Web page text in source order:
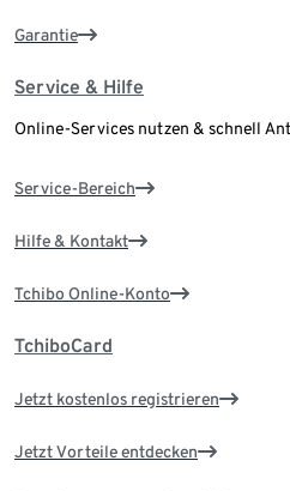
Garantie
Service & Hilfe
Online-Services nutzen & schnell
Service-Bereich
Hilfe & Kontakt
Tchibo Online-Konto
TchiboCard
Jetzt kostenlos registrieren
Jetzt Vorteile entdecken